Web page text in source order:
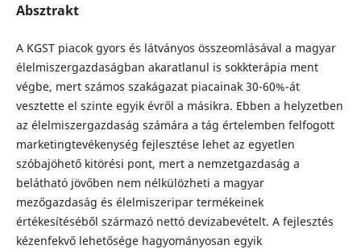
Absztrakt
A KGST piacok gyors és látványos összeomlásával a magyar
élelmiszergazdaságban akaratlanul is sokkterápia ment
végbe, mert számos szakágazat piacainak 30-60%-át
vesztette el szinte egyik évről a másikra. Ebben a helyzetben
az élelmiszergazdaság számára a tág értelemben felfogott
marketingtevékenység fejlesztése lehet az egyetlen
szóbajöhető kitörési pont, mert a nemzetgazdaság a
belátható jövőben nem nélkülözheti a magyar
mezőgazdaság és élelmiszeripar termékeinek
értékesítéséből származó nettó devizabevételt. A fejlesztés
kézenfekvő lehetősége hagyományosan egyik